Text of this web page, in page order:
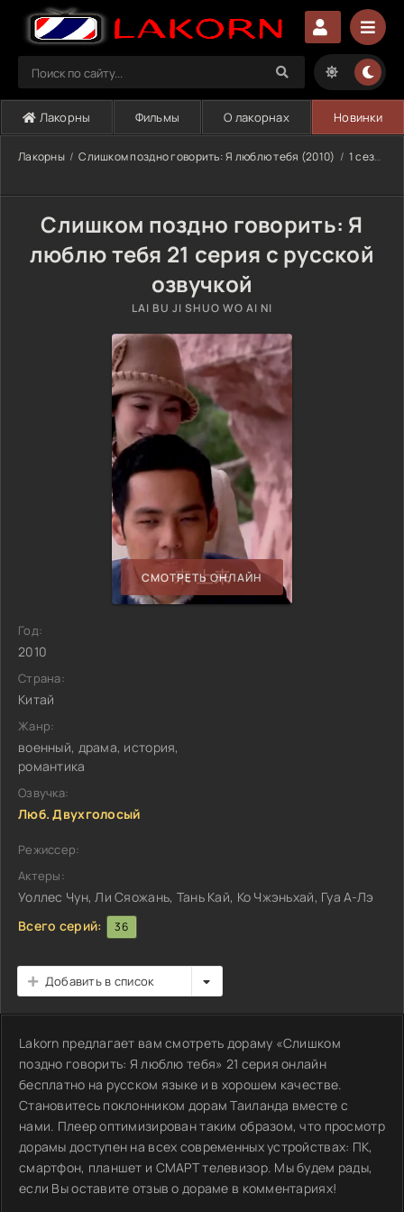
Лакорны Фильмы О лакорнах Новинки
Лакорны Слишком поздно говорить: Я люблю тебя (2010) 1 сезон
Слишком поздно говорить: Я
люблю тебя 21 серия с русской
озвучкой
LAI BU JI SHUO WO AI NI
СМОТРЕТЬ ОНЛАЙН
Год:
2010
Страна:
Китай
Жанр:
военный, драма, история,
романтика
Озвучка:
Люб. Двухголосый
Режиссер:
Актеры:
Уоллес Чун, Ли Сяожань, Тань Кай, Ко Чжэньхай, Гуа А-Лэ
Всего серий:
36
Добавить в список
Lakorn предлагает вам смотреть дораму «Слишком
поздно говорить: Я люблю тебя» 21 серия онлайн
бесплатно на русском языке и в хорошем качестве.
Становитесь поклонником дорам Таиланда вместе с
нами. Плеер оптимизирован таким образом, что просмотр
дорамы доступен на всех современных устройствах: ПК,
смартфон, планшет и СМАРТ телевизор. Мы будем рады,
если Вы оставите отзыв о дораме в комментариях!